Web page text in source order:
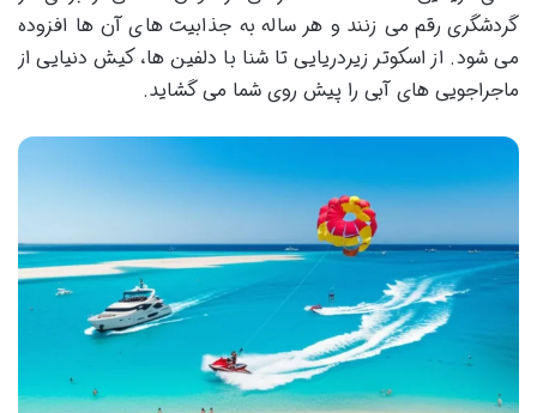
گردشگری رقم می زنند و هر ساله به جذابیت های آن ها افزوده
می شود. از اسکوتر زیردریایی تا شنا با دلفین ها، کیش دنیایی از
ماجراجویی های آبی را پیش روی شما می گشاید.